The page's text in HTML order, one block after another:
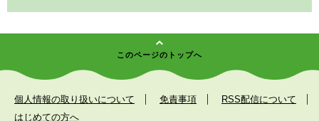
このページのトップへ
個人情報の取り扱いについて 免責事項
RSS配信について
はじめての方へ